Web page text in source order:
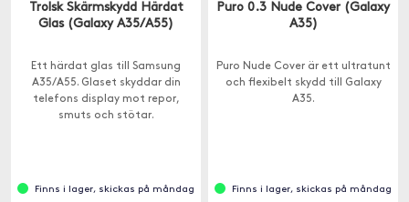
Trolsk Skärmskydd Härdat
Glas (Galaxy A35/A55)
Ett härdat glas till Samsung
A35/A55. Glaset skyddar din
telefons display mot repor,
smuts och stötar.
Finns i lager, skickas på måndag
Puro 0.3 Nude Cover (Galaxy
A35)
Puro Nude Cover är ett ultratunt
och flexibelt skydd till Galaxy
A35.
Finns i lager, skickas på måndag